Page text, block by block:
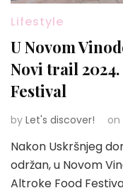
Lifestyle
U Novom
Novi trail
Festival
by Let's discover! on
Nakon Uskršnjeg
održan, u Novom
Altroke Food